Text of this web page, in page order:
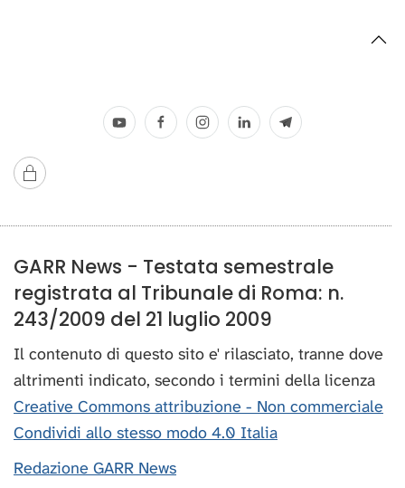
GARR News - Testata semestrale
registrata al Tribunale di Roma: n.
243/2009 del 21 luglio 2009
Il contenuto di questo sito e' rilasciato, tranne dove
altrimenti indicato, secondo i termini della licenza
Creative Commons attribuzione - Non commerciale
Condividi allo stesso modo 4.0 Italia
Redazione GARR News